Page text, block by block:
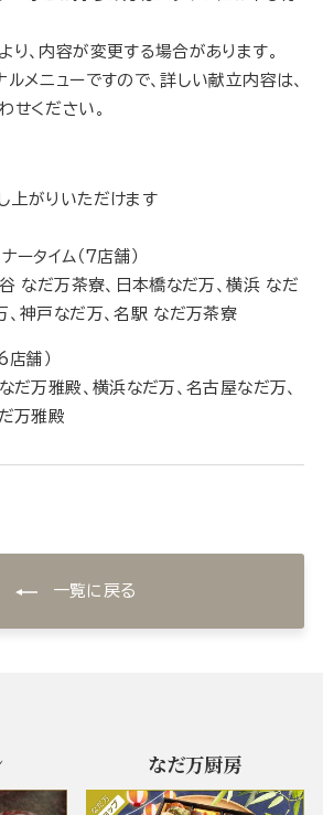
、内容が変更する場合があります。
メニューですので、詳しい献立内容は、
せください。
上がりいただけます
ータイム（7店舗）
なだ万茶寮、日本橋なだ万、横浜 なだ
、神戸なだ万、名駅 なだ万茶寮
店舗）
だ万雅殿、横浜なだ万、名古屋なだ万、
万雅殿
一覧に戻る
なだ万厨房